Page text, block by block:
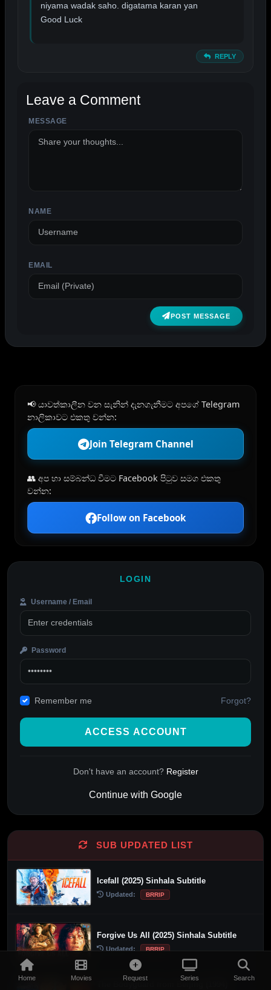
niyama wadak saho. digatama karan yan
Good Luck
REPLY
Leave a Comment
MESSAGE
NAME
EMAIL
POST MESSAGE
ALTERNATIVE:
📢 යාවත්කාලීන වන සැනින් දැනගැනීමට අපගේ Telegram
නාලිකාවට එකතු වන්න:
Join Telegram Channel
👥 අප හා සම්බන්ධ වීමට Facebook පිටුව සමග එකතු
වන්න:
Follow on Facebook
LOGIN
Username / Email
Password
Remember me Forgot?
ACCESS ACCOUNT
Don't have an account? Register
Continue with Google
SUB UPDATED LIST
Icefall (2025) Sinhala Subtitle
Updated: BRRIP
Forgive Us All (2025) Sinhala Subtitle
Updated: BRRIP
The Bodyguard from Beijing (1994)
Home Movies Request Series Search